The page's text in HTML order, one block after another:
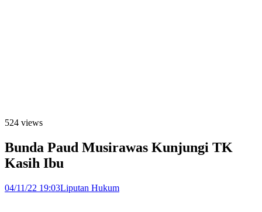
524 views
Bunda Paud Musirawas Kunjungi TK
Kasih Ibu
04/11/22 19:03Liputan Hukum